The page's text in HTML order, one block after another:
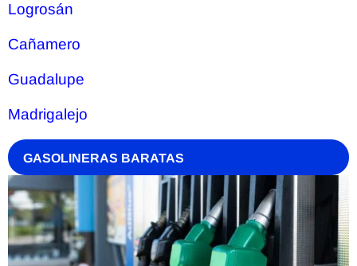
Logrosán
Cañamero
Guadalupe
Madrigalejo
GASOLINERAS BARATAS